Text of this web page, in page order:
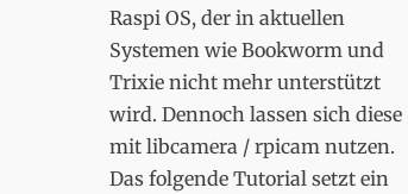
Raspi OS, der in aktuellen
Systemen wie Bookworm und
Trixie nicht mehr unterstützt
wird. Dennoch lassen sich diese
mit libcamera / rpicam nutzen.
Das folgende Tutorial setzt ein